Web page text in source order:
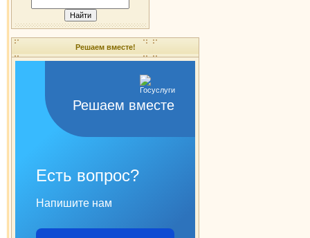
Решаем вместе!
Решаем вместе
Есть вопрос?
Напишите нам